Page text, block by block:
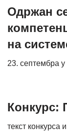
Одржан
на
23. септембра
Конкурс:
текст конкурса